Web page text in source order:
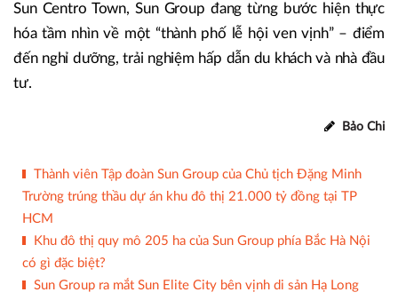
Sun Centro Town, Sun Group đang từng bước hiện thực
hóa tầm nhìn về một “thành phố lễ hội ven vịnh” – điểm
đến nghỉ dưỡng, trải nghiệm hấp dẫn du khách và nhà đầu
tư.
Bảo Chi
Thành viên Tập đoàn Sun Group của Chủ tịch Đặng Minh
Trường trúng thầu dự án khu đô thị 21.000 tỷ đồng tại TP
HCM
Khu đô thị quy mô 205 ha của Sun Group phía Bắc Hà Nội
có gì đặc biệt?
Sun Group ra mắt Sun Elite City bên vịnh di sản Hạ Long